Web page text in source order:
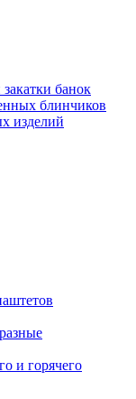
банок
блинчиков
изделий
и горячего